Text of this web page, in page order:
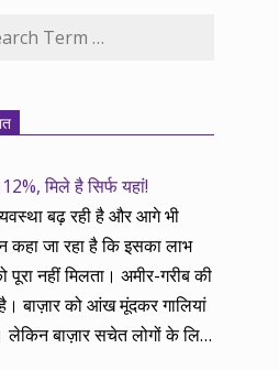
मिले है सिर्फ यहां!
बढ़ रही है और आगे भी
कहा जा रहा है कि इसका लाभ
नहीं मिलता। अमीर-गरीब की
बाज़ार को आंख मूंदकर गालियां
लेकिन बाज़ार सचेत लोगों के लिए